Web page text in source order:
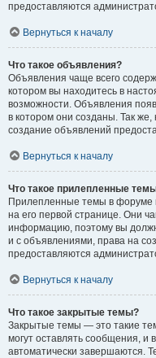
предоставляются
Вернуться к началу
Что такое объявления?
Объявления чаще всего
котором вы находитесь в
возможности. Объявления
в котором они созданы. Так
создание объявлений
Вернуться к началу
Что такое прилепленные
Прилепленные темы в форуме
на его первой странице. Они
информацию, поэтому вы
и с объявлениями, права на
предоставляются
Вернуться к началу
Что такое закрытые темы?
Закрытые темы — это такие
могут оставлять сообщения, и
автоматически завершаются.